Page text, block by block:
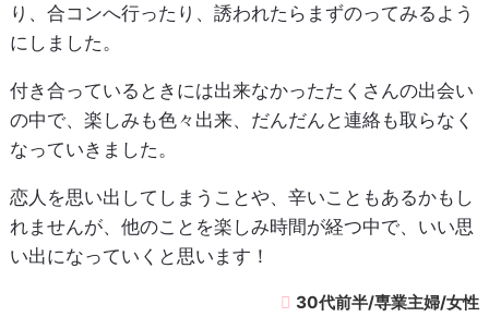
り、合コンへ行ったり、誘われたらまずのってみるよう
にしました。
付き合っているときには出来なかったたくさんの出会い
の中で、楽しみも色々出来、だんだんと連絡も取らなく
なっていきました。
恋人を思い出してしまうことや、辛いこともあるかもし
れませんが、他のことを楽しみ時間が経つ中で、いい思
い出になっていくと思います！
30代前半/専業主婦/女性